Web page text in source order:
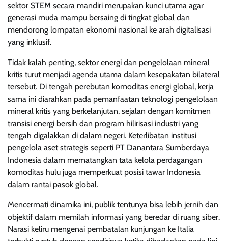
sektor STEM secara mandiri merupakan kunci utama agar
generasi muda mampu bersaing di tingkat global dan
mendorong lompatan ekonomi nasional ke arah digitalisasi
yang inklusif.
Tidak kalah penting, sektor energi dan pengelolaan mineral
kritis turut menjadi agenda utama dalam kesepakatan bilateral
tersebut. Di tengah perebutan komoditas energi global, kerja
sama ini diarahkan pada pemanfaatan teknologi pengelolaan
mineral kritis yang berkelanjutan, sejalan dengan komitmen
transisi energi bersih dan program hilirisasi industri yang
tengah digalakkan di dalam negeri. Keterlibatan institusi
pengelola aset strategis seperti PT Danantara Sumberdaya
Indonesia dalam mematangkan tata kelola perdagangan
komoditas hulu juga memperkuat posisi tawar Indonesia
dalam rantai pasok global.
Mencermati dinamika ini, publik tentunya bisa lebih jernih dan
objektif dalam memilah informasi yang beredar di ruang siber.
Narasi keliru mengenai pembatalan kunjungan ke Italia